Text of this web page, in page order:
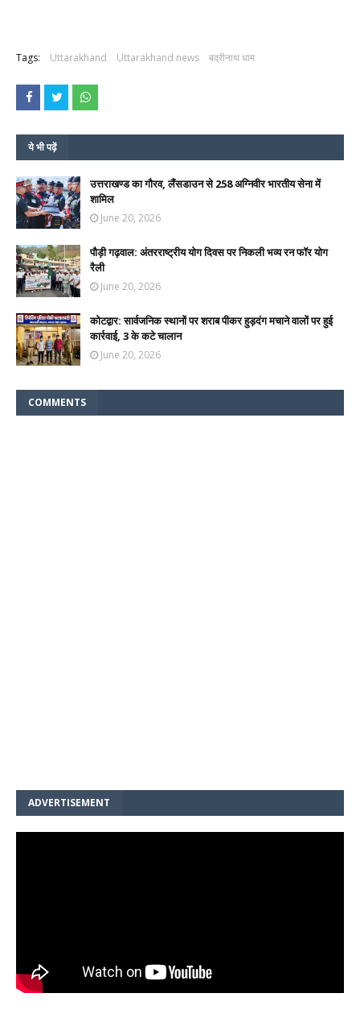
Tags: Uttarakhand Uttarakhand news बद्रीनाथ धाम
ये भी पढ़ें
उत्तराखण्ड का गौरव, लैंसडाउन से 258 अग्निवीर भारतीय सेना में
शामिल
June 20, 2026
पौड़ी गढ़वाल: अंतरराष्ट्रीय योग दिवस पर निकली भव्य रन फॉर योग
रैली
June 20, 2026
कोटद्वार: सार्वजनिक स्थानों पर शराब पीकर हुड़दंग मचाने वालों पर हुई
कार्रवाई, 3 के कटे चालान
June 20, 2026
COMMENTS
ADVERTISEMENT